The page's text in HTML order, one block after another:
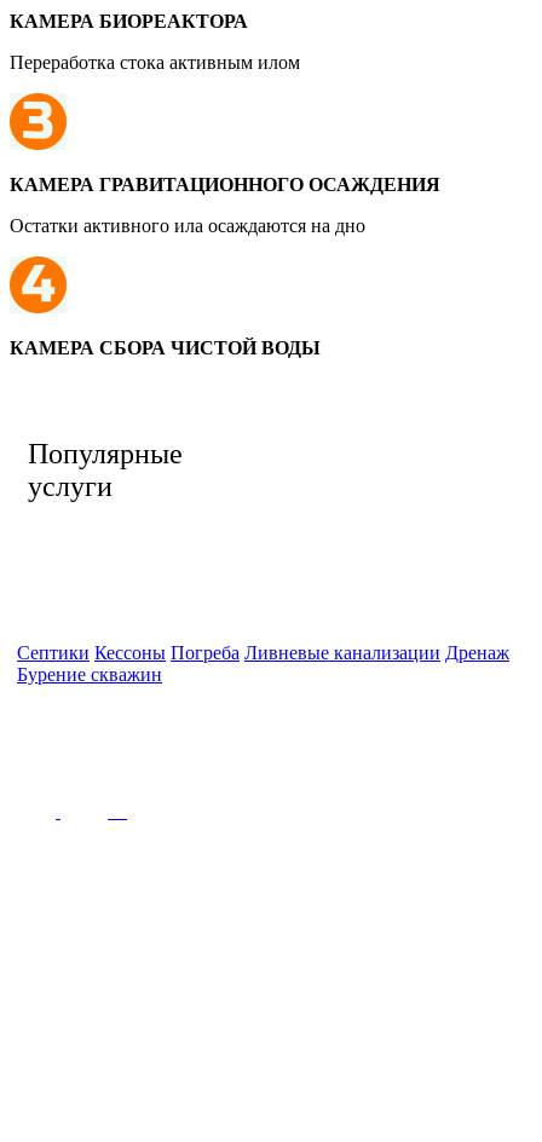
КАМЕРА БИОРЕАКТОРА
Переработка стока активным илом
КАМЕРА ГРАВИТАЦИОННОГО ОСАЖДЕНИЯ
Остатки активного ила осаждаются на дно
КАМЕРА СБОРА ЧИСТОЙ ВОДЫ
Популярные
услуги
Септики Кессоны Погреба Ливневые канализации Дренаж
Бурение скважин